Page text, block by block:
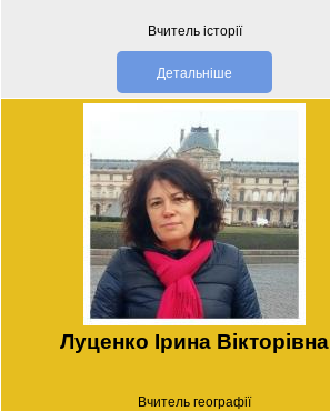
Вчитель історії
Детальніше
Луценко Ірина Вікторівна
Вчитель географії